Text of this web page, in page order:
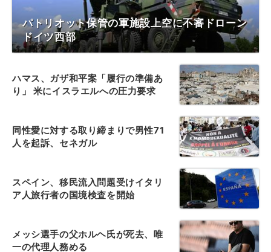
パトリオット保管の軍施設上空に不審ドローン
ドイツ西部
ハマス、ガザ和平案「履行の準備あ
り」 米にイスラエルへの圧力要求
同性愛に対する取り締まりで男性71
人を起訴、セネガル
スペイン、移民流入問題受けイタリ
ア人旅行者の国境検査を開始
メッシ選手の父ホルヘ氏が死去、唯
一の代理人務める